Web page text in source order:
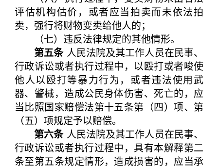
评估机构估价，或者应当拍卖而未依法拍
卖，强行将财物变卖给他人的；
（七）违反法律规定的其他情形。
第五条人民法院及其工作人员在民事、
行政诉讼或者执行过程中，以殴打或者唆使
他人以殴打等暴力行为，或者违法使用武
器、警械，造成公民身体伤害、死亡的，应
当比照国家赔偿法第十五条第（四）项、第
（五）项规定予以赔偿。
第六条人民法院及其工作人员在民事、
行政诉讼或者执行过程中，具有本解释第二
条至第五条规定情形，造成损害的，应当承